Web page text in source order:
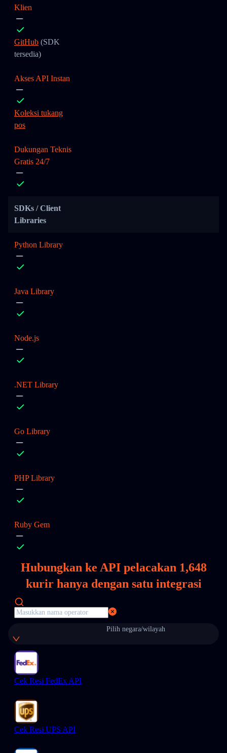
Klien
GitHub (SDK
tersedia)
Akses API Instan
Koleksi tukang
pos
Dukungan Teknis
Gratis 24/7
SDKs / Client
Libraries
Python Library
Java Library
Node.js
.NET Library
Go Library
PHP Library
Ruby Gem
Hubungkan ke API pelacakan 1,648
kurir hanya dengan satu integrasi
Pilih negara/wilayah
Cek Resi FedEx API
Cek Resi UPS API